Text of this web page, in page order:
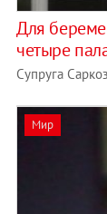
Для
четыре
Супруга
Мир